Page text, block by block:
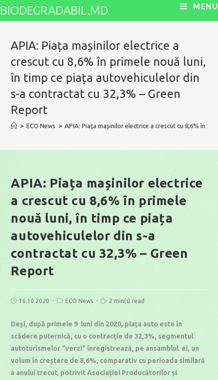
Skip
BIODEGRADABIL.MD MENU
APIA: Piața mașinilor electrice a
crescut cu 8,6% în primele nouă luni,
în timp ce piața autovehiculelor din
s-a contractat cu 32,3% – Green
Report
> ECO News > APIA: Piața mașinilor electrice a crescut cu 8,6% în
APIA: Piața mașinilor electrice
a crescut cu 8,6% în primele
nouă luni, în timp ce piața
autovehiculelor din s-a
contractat cu 32,3% – Green
Report
Post16.10.2020
PostECO News
Reading
2 min(s) read
Deși, după primele 9 luni din 2020, piața auto este în
scădere puternică, cu o contracţie de 32,3%, segmentul
autoturismelor “verzi” înregistrează, pe ansamblul ei, un
volum în creștere de 8,6%, comparativ cu perioada similară
a anului trecut, potrivit Asociației Producătorilor și